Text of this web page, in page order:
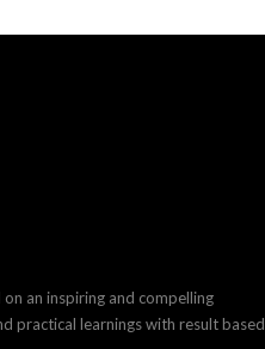
an inspiring and compelling
practical learnings with result based